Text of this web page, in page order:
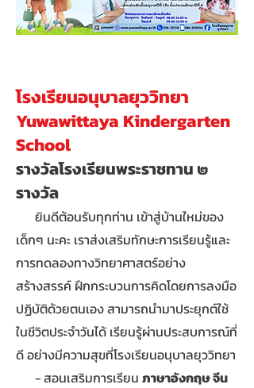
โรงเรียนอนุบาลยุววิทยา
Yuwawittaya Kindergarten
School
รางวัลโรงเรียนพระราชทาน ๒
รางวัล
ยินดีต้อนรับทุกท่าน เข้าสู่บ้านใหม่ของ
เด็กๆ นะคะ เราส่งเสริมทักษะการเรียนรู้และ
การทดลองทางวิทยาศาสตร์อย่าง
สร้างสรรค์ ฝึกกระบวนการคิดโดยการลงมือ
ปฏิบัติด้วยตนเอง สามารถนำมาประยุกต์ใช้
ในชีวิตประจำวันได้ เรียนรู้ผ่านประสบการณ์ที่
ดี อย่างมีความสุขที่โรงเรียนอนุบาลยุววิทยา
- สอนเสริมการเรียน ภาษาอังกฤษ จีน